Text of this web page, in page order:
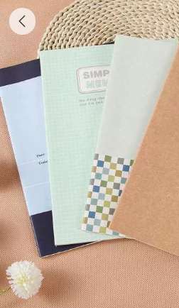
学生车线笔记本系列 5#